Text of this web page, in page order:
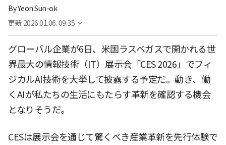
ByYeon Sun-ok
更新 2026.01.06. 09:35
グローバル企業が6日、米国ラスベガスで開かれる世
界最大の情報技術（IT）展示会「CES 2026」でフィ
ジカルAI技術を大挙して披露する予定だ。動き、働
くAIが私たちの生活にもたらす革新を確認する機会
となりそうだ。
CESは展示会を通じて驚くべき産業革新を先行体験で